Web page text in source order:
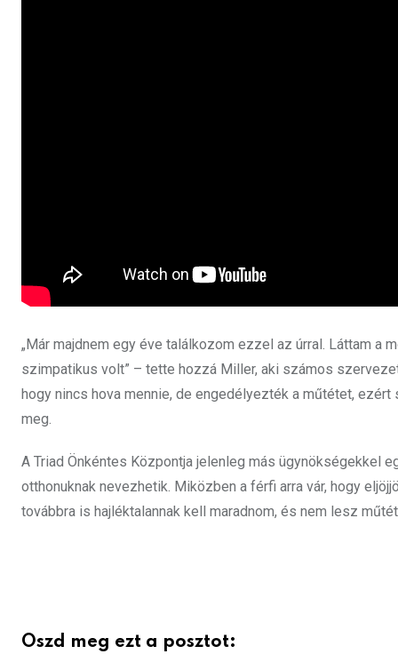
„Már majdnem egy éve találkozom ezzel az úrral. Láttam
szimpatikus volt” – tette hozzá Miller, aki számos
hogy nincs hova mennie, de engedélyezték a műtétet, ezért
meg.
A Triad Önkéntes Központja jelenleg más ügynökségekkel
otthonuknak nevezhetik. Miközben a férfi arra vár, hogy
továbbra is hajléktalannak kell maradnom, és nem lesz
Oszd meg ezt a posztot: